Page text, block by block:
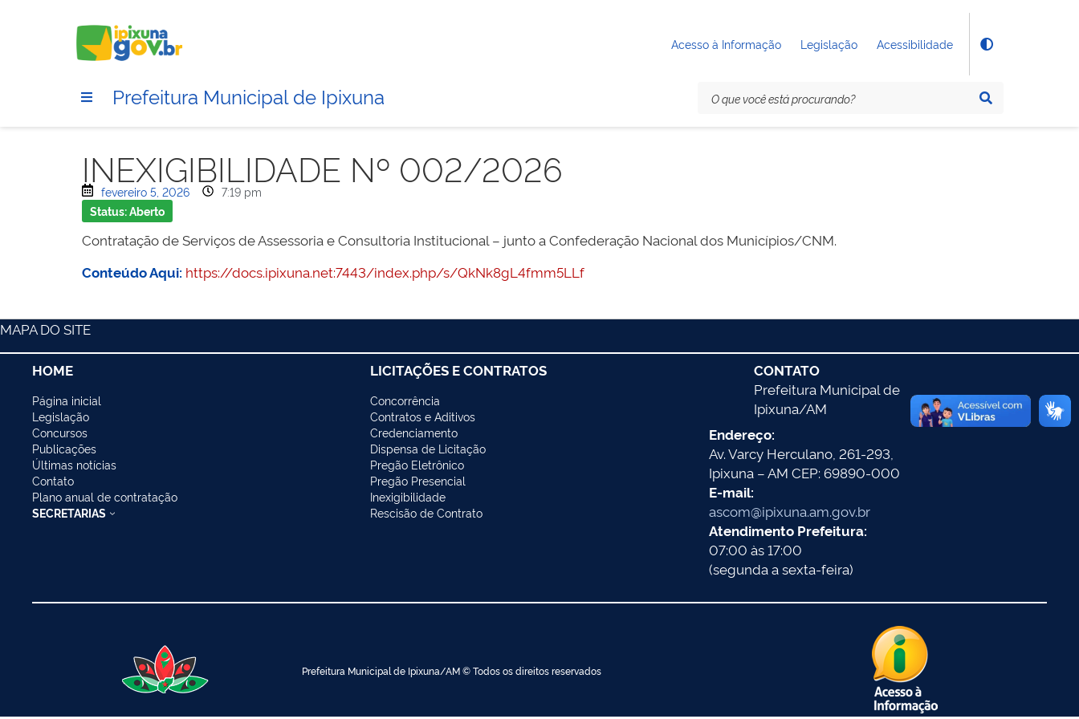
Acesso à Informação Legislação Acessibilidade
Prefeitura Municipal de Ipixuna
INEXIGIBILIDADE Nº 002/2026
fevereiro 5, 2026
7:19 pm
Status: Aberto
Contratação de Serviços de Assessoria e Consultoria Institucional – junto a Confederação Nacional dos Municípios/CNM.
Conteúdo Aqui: https://docs.ipixuna.net:7443/index.php/s/QkNk8gL4fmm5LLf
MAPA DO SITE
HOME
Página inicial
Legislação
Concursos
Publicações
Últimas notícias
Contato
Plano anual de contratação
SECRETARIAS
LICITAÇÕES E CONTRATOS
Concorrência
Contratos e Aditivos
Credenciamento
Dispensa de Licitação
Pregão Eletrônico
Pregão Presencial
Inexigibilidade
Rescisão de Contrato
CONTATO
Prefeitura Municipal de
Ipixuna/AM
Endereço:
Av. Varcy Herculano, 261-293,
Ipixuna – AM CEP: 69890-000
E-mail:
ascom@ipixuna.am.gov.br
Atendimento Prefeitura:
07:00 às 17:00
(segunda a sexta-feira)
Prefeitura Municipal de Ipixuna/AM © Todos os direitos reservados